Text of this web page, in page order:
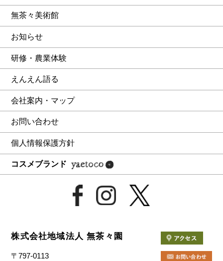
無茶々美術館
お知らせ
研修・農業体験
えんえん語る
会社案内・マップ
お問い合わせ
個人情報保護方針
コスメブランド
株式会社地域法人 無茶々園
〒797-0113